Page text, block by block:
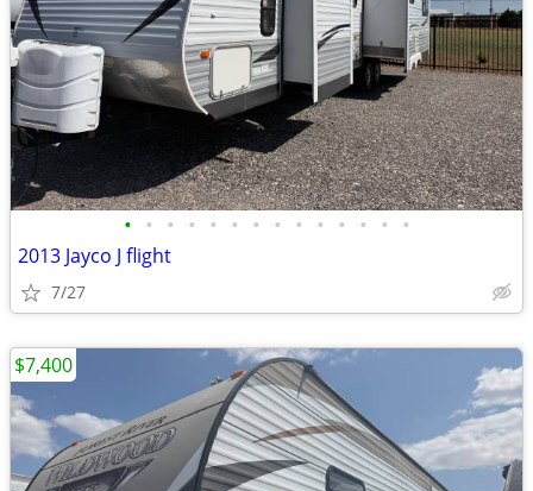
• • • • • • • • • • • • • •
2013 Jayco J flight
7/27
$7,400